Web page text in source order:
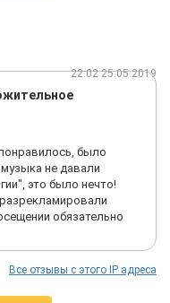
22:02 25.05.2019
было
не давали
это было нечто!
обязательно
Все отзывы с этого IP адреса